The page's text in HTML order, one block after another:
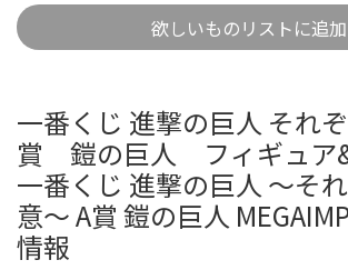
欲しいものリストに追加
一番くじ 進撃の巨人 それ
賞 鎧の巨人 フィギュア
一番くじ 進撃の巨人 〜そ
意〜 A賞 鎧の巨人
情報